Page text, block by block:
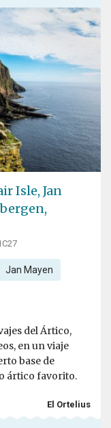
Isle, Jan
Jan Mayen
del Ártico,
en un viaje
base de
ártico favorito.
El Ortelius